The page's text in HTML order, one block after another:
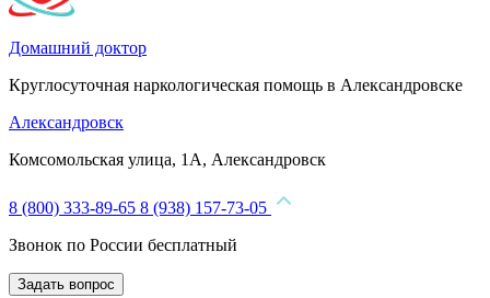
Домашний доктор
Круглосуточная наркологическая помощь в Александровске
Александровск
Комсомольская улица, 1А, Александровск
8 (800) 333-89-65 8 (938) 157-73-05
Звонок по России бесплатный
Задать вопрос